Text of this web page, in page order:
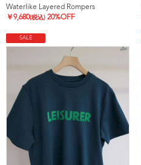
Waterlike Layered Rompers
￥9,680(税込) 20%OFF
SALE